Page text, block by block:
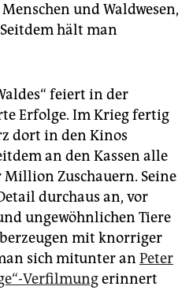
und Waldwesen,
hält man
feiert in der
Erfolge. Im Krieg fertig
dort in den Kinos
an den Kassen alle
Zuschauern. Seine
durchaus an, vor
ungewöhnlichen Tiere
mit knorriger
sich mitunter an Peter
Verfilmungerinnert